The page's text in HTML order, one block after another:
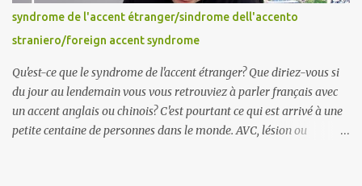
cui il latte aggiunto è ca...
syndrome de l'accent étranger/sindrome dell'accento
straniero/foreign accent syndrome
Qu'est-ce que le syndrome de l'accent étranger? Que diriez-vous si
du jour au lendemain vous vous retrouviez à parler français avec
un accent anglais ou chinois? C'est pourtant ce qui est arrivé à une
petite centaine de personnes dans le monde. AVC, lésion ou